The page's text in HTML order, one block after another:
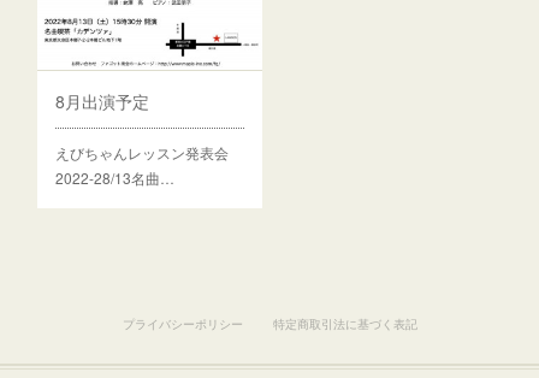
8月出演予定
えびちゃんレッスン発表会
2022-28/13名曲…
プライバシーポリシー 特定商取引法に基づく表記